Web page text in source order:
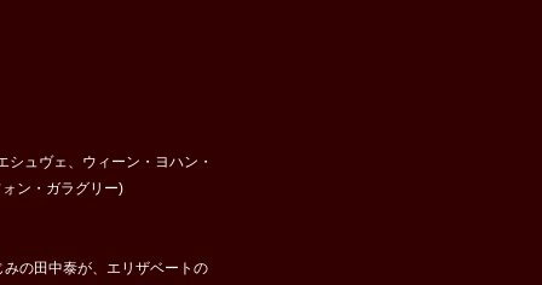
ュヴェ、ウィーン・ヨハン・
ン・ガラグリー)
の田中泰が、エリザベートの